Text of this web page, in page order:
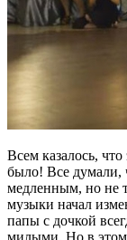
Всем казалось,
было! Все думали,
медленным, но не
музыки начал
папы с дочкой
милыми. Но в этом